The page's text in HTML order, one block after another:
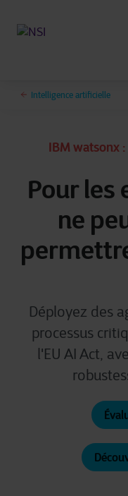
Intelligence artificielle
IBM watsonx
Pour les
ne
Déployez des
processus
l'EU AI Act,